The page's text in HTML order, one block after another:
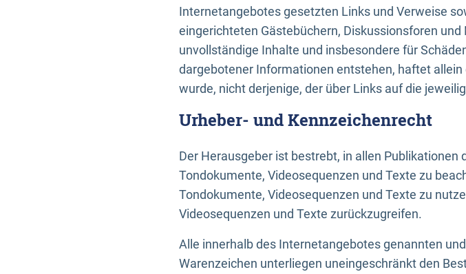
Internetangebotes gesetzten Links und Verweise
eingerichteten Gästebüchern, Diskussionsforen
unvollständige Inhalte und insbesondere für
dargebotener Informationen entstehen, haftet
wurde, nicht derjenige, der über Links auf die
Urheber- und Kennzeichenrecht
Der Herausgeber ist bestrebt, in allen
Tondokumente, Videosequenzen und Texte zu
Tondokumente, Videosequenzen und Texte zu
Videosequenzen und Texte zurückzugreifen.
Alle innerhalb des Internetangebotes genannten
Warenzeichen unterliegen uneingeschränkt den